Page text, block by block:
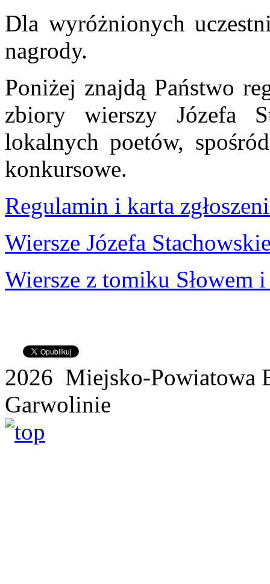
Dla wyróżnionych
nagrody.
Poniżej znajdą Państwo
zbiory wierszy Józefa
lokalnych poetów,
konkursowe.
Regulamin i karta
Wiersze Józefa
Wiersze z tomiku Słowem
2026 Miejsko-Powiatowa
Garwolinie